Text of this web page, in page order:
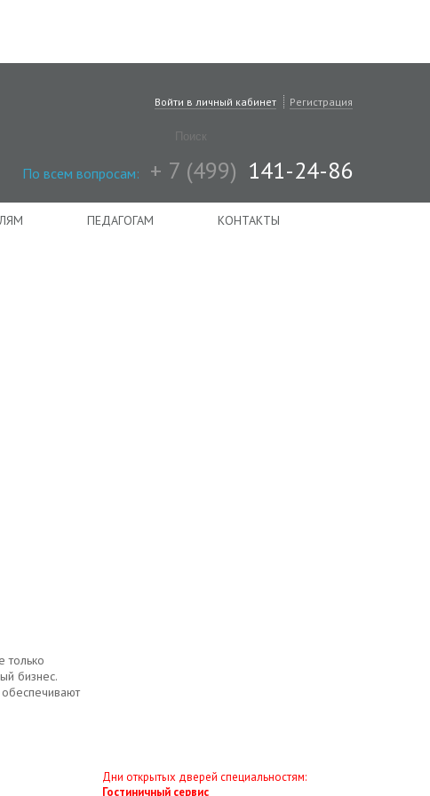
По всем вопросам: + 7 (499) 141-24-86
Войти в личный кабинет Регистрация
ПЕДАГОГАМ КОНТАКТЫ
только
бизнес.
Дни открытых дверей специальностям:
Гостиничный сервис